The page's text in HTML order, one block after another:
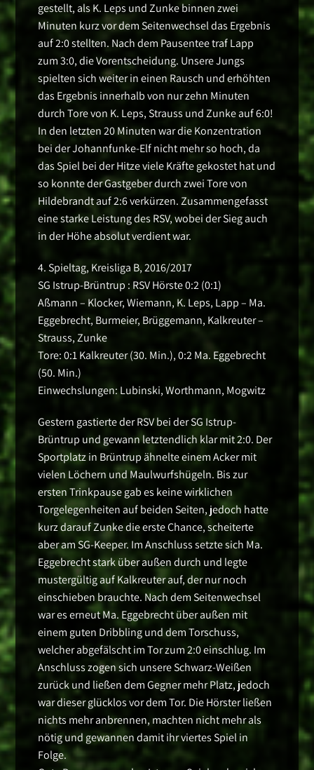
gestellt, als K. Leps und Zunke binnen zwei
Minuten kurz vor dem Seitenwechsel das Ergebnis
auf 2:0 stellten. Nach dem Pausentee traf Lapp
zum 3:0, die Vorentscheidung. Unsere Jungs
spielten sich weiter in einen Rausch und erhöhten
das Ergebnis innerhalb von nur zehn Minuten
durch Tore von K. Leps, Strauss und Zunke auf 6:0!
In den letzten 20 Minuten war die Konzentration
bei der Johannfunke-Elf nicht mehr so hoch, da
das Spiel bei der Hitze viele Kräfte gekostet hat und
so konnte der Gastgeber durch zwei Tore von
Hildebrandt auf 2:6 verkürzen. Zusammengefasst
eine starke Leistung des RSV, wobei der Sieg auch
in der Höhe absolut verdient war.
4. Spieltag, Kreisliga B, 2016/2017
SG Istrup-Brüntrup : RSV Hörste 0:2 (0:1)
Aßmann – Klocker, Wiemann, K. Leps, Lapp – Ma.
Eggebrecht, Burmeier, Brüggemann, Kalkreuter –
Strauss, Zunke
Tore: 0:1 Kalkreuter (30. Min.), 0:2 Ma. Eggebrecht
(50. Min.)
Einwechslungen: Lubinski, Worthmann, Mogwitz
Gestern gastierte der RSV bei der SG Istrup-
Brüntrup und gewann letztendlich klar mit 2:0. Der
Sportplatz in Brüntrup ähnelte einem Acker mit
vielen Löchern und Maulwurfshügeln. Bis zur
ersten Trinkpause gab es keine wirklichen
Torgelegenheiten auf beiden Seiten, jedoch hatte
kurz darauf Zunke die erste Chance, scheiterte
aber am SG-Keeper. Im Anschluss setzte sich Ma.
Eggebrecht stark über außen durch und legte
mustergültig auf Kalkreuter auf, der nur noch
einschieben brauchte. Nach dem Seitenwechsel
war es erneut Ma. Eggebrecht über außen mit
einem guten Dribbling und dem Torschuss,
welcher abgefälscht im Tor zum 2:0 einschlug. Im
Anschluss zogen sich unsere Schwarz-Weißen
zurück und ließen dem Gegner mehr Platz, jedoch
war dieser glücklos vor dem Tor. Die Hörster ließen
nichts mehr anbrennen, machten nicht mehr als
nötig und gewannen damit ihr viertes Spiel in
Folge.